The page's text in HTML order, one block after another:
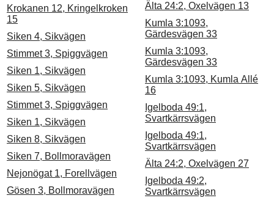
Krokanen 12, Kringelkroken
15
Siken 4, Sikvägen
Stimmet 3, Spiggvägen
Siken 1, Sikvägen
Siken 5, Sikvägen
Stimmet 3, Spiggvägen
Siken 1, Sikvägen
Siken 8, Sikvägen
Siken 7, Bollmoravägen
Nejonögat 1, Forellvägen
Gösen 3, Bollmoravägen
Älta 24:2, Oxelvägen 13
Kumla 3:1093,
Gärdesvägen 33
Kumla 3:1093,
Gärdesvägen 33
Kumla 3:1093, Kumla Allé
16
Igelboda 49:1,
Svartkärrsvägen
Igelboda 49:1,
Svartkärrsvägen
Älta 24:2, Oxelvägen 27
Igelboda 49:2,
Svartkärrsvägen